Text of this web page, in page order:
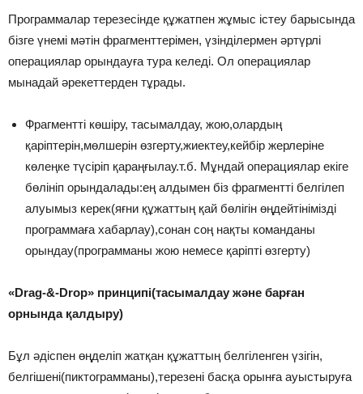
Программалар терезесінде құжатпен жұмыс істеу барысында
бізге үнемі мәтін фрагменттерімен, үзінділермен әртүрлі
операциялар орындауға тура келеді. Ол операциялар
мынадай әрекеттерден тұрады.
Фрагментті көшіру, тасымалдау, жою,олардың
қаріптерін,мөлшерін өзгерту,жиектеу,кейбір жерлеріне
көлеңке түсіріп қараңғылау.т.б. Мұндай операциялар екіге
бөлініп орындалады:ең алдымен біз фрагментті белгілеп
алуымыз керек(яғни құжаттың қай бөлігін өңдейтінімізді
программаға хабарлау),сонан соң нақты команданы
орындау(программаны жою немесе қаріпті өзгерту)
«Drag-&-Drop» принципі(тасымалдау және барған
орнында қалдыру)
Бұл әдіспен өңделіп жатқан құжаттың белгіленген үзігін,
белгішені(пиктограмманы),терезені басқа орынға ауыстыруға